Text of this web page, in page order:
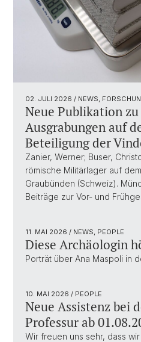
02. JULI 2026 / NEWS,
Neue Publikation zu
Ausgrabungen auf
Beteiligung der
Zanier, Werner; Buser,
römische Militärlager auf
Graubünden (Schweiz).
Beiträge zur Vor- und
11. MAI 2026 / NEWS, PEOPLE
Diese Archäologin
Porträt über Ana Maspoli in
10. MAI 2026 / PEOPLE
Neue Assistenz bei
Professur ab
Wir freuen uns sehr, dass